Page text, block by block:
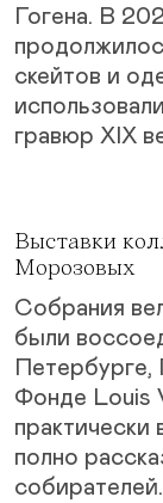
Гогена. В
скейтов и
гравюр XIX
Выставки
Морозовых
Собрания
были
Петербурге,
Фонде Louis
практически
полно
собирателей.